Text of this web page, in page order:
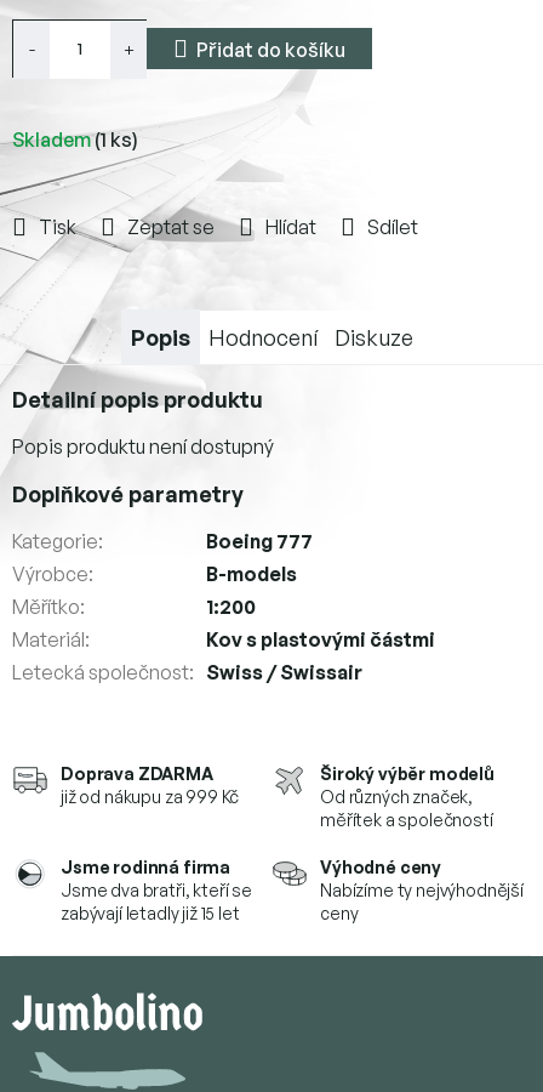
Skladem(1 ks)
Přidat do košíku
Tisk Zeptat se Hlídat Sdílet
Doprava ZDARMA
již od nákupu za 999 Kč
Široký výběr modelů
Od různých značek,
měřítek a společností
Jsme rodinná firma
Jsme dva bratři, kteří se
zabývají letadly již 15 let
Výhodné ceny
Nabízíme ty nejvýhodnější
ceny
Popis Hodnocení Diskuze
Detailní popis produktu
Popis produktu není dostupný
Doplňkové parametry
Kategorie:
Boeing 777
Výrobce:
B-models
Měřítko:
1:200
Materiál:
Kov s plastovými částmi
Letecká společnost: Swiss / Swissair
p